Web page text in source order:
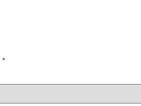
*